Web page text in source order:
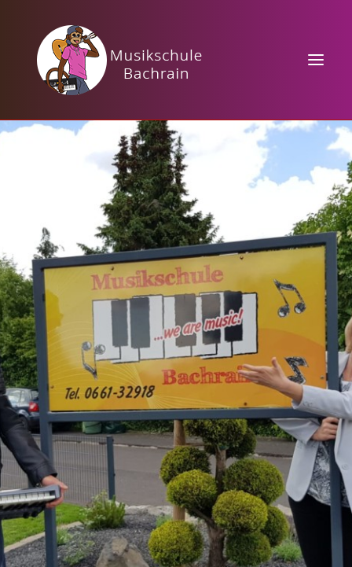
KURSANGEBOTE
MUSIKTHEORIE
VERANSTALTUNGEN
KONTAKT / PREISE
TAKTBÄRCHEN